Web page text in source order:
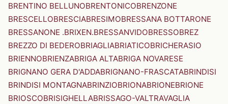
BRENTINO BELLUNOBRENTONICOBRENZONE
BRESCELLOBRESCIABRESIMOBRESSANA BOTTARONE
BRESSANONE .BRIXEN.BRESSANVIDOBRESSOBREZ
BREZZO DI BEDEROBRIAGLIABRIATICOBRICHERASIO
BRIENNOBRIENZABRIGA ALTABRIGA NOVARESE
BRIGNANO GERA D'ADDABRIGNANO-FRASCATABRINDISI
BRINDISI MONTAGNABRINZIOBRIONABRIONEBRIONE
BRIOSCOBRISIGHELLABRISSAGO-VALTRAVAGLIA